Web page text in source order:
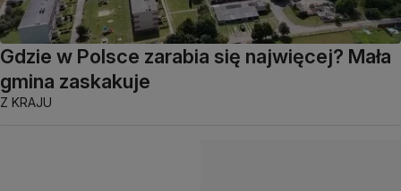
Gdzie w Polsce zarabia się najwięcej? Mała
gmina zaskakuje
Z KRAJU